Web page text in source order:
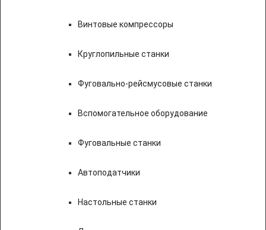
Винтовые компрессоры
Круглопильные станки
Фуговально-рейсмусовые станки
Вспомогательное оборудование
Фуговальные станки
Автоподатчики
Настольные станки